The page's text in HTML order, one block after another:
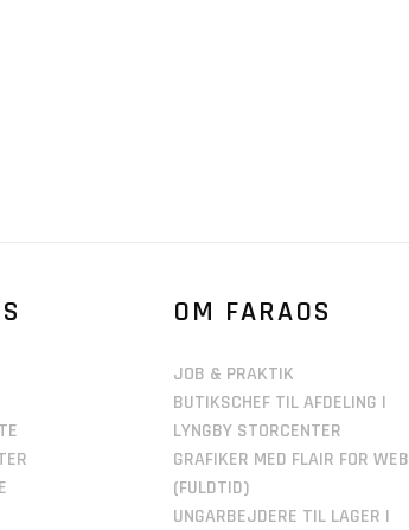
OM FARAOS
JOB & PRAKTIK
BUTIKSCHEF TIL AFDELING I
LYNGBY STORCENTER
GRAFIKER MED FLAIR FOR WEB
(FULDTID)
UNGARBEJDERE TIL LAGER I